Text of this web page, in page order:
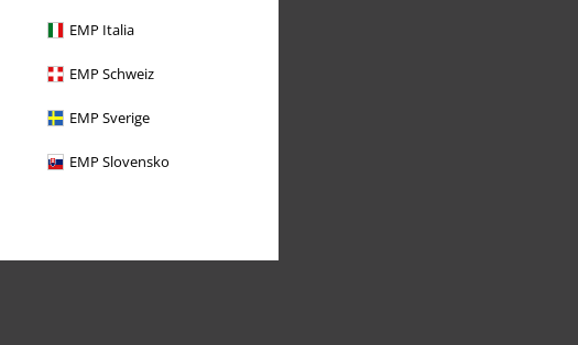
EMP Italia
EMP Schweiz
EMP Sverige
EMP Slovensko